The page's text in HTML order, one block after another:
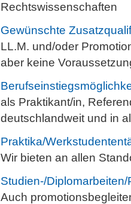
Rechtswissenschaften
Gewünschte
LL.M. und/oder
aber keine
als Praktikant/in,
deutschlandweit und in
Praktika/
Wir bieten an allen
Studien-/
Auch